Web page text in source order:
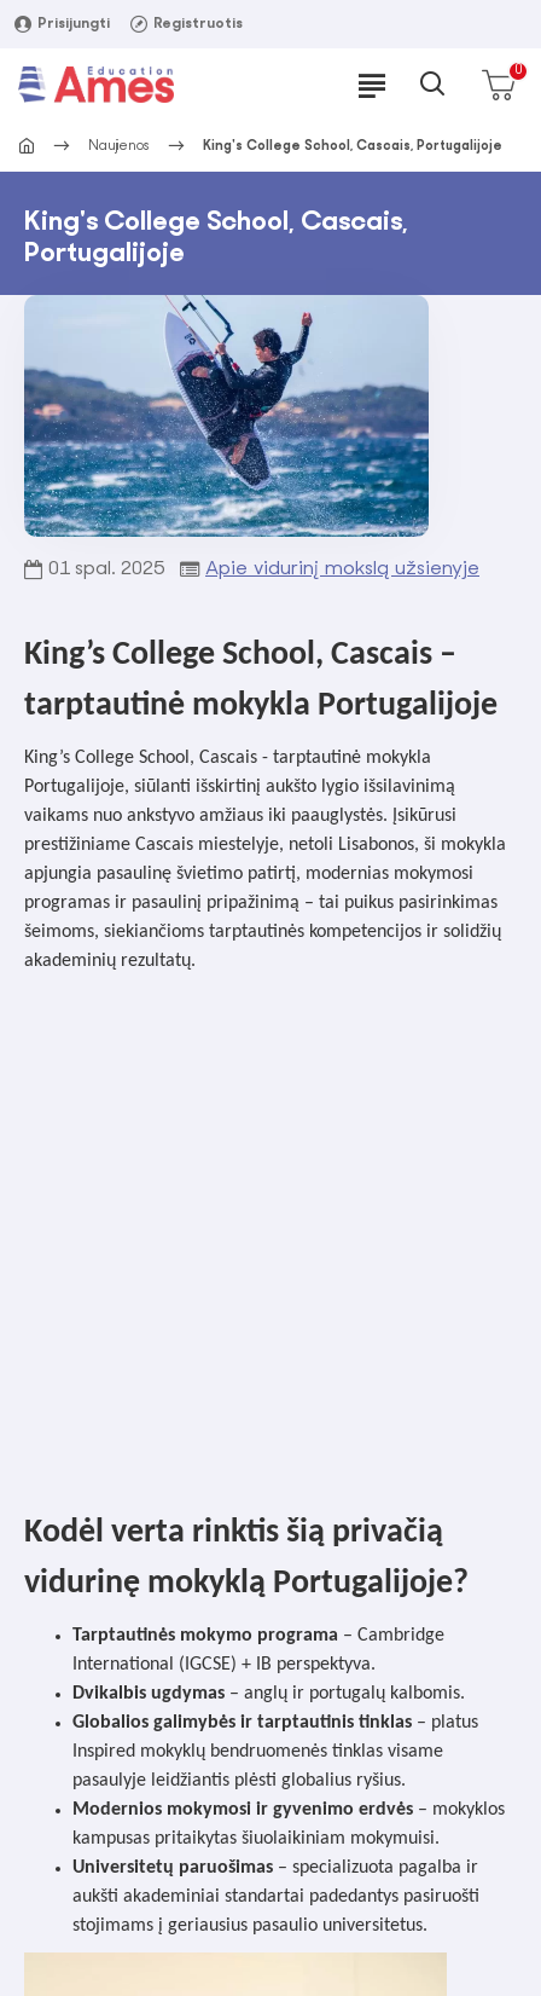
Prisijungti Registruotis
0
Naujienos King's College School, Cascais, Portugalijoje
King's College School, Cascais,
Portugalijoje
01 spal. 2025 Apie vidurinį mokslą užsienyje
King’s College School, Cascais –
tarptautinė mokykla Portugalijoje
King’s College School, Cascais - tarptautinė mokykla
Portugalijoje, siūlanti išskirtinį aukšto lygio išsilavinimą
vaikams nuo ankstyvo amžiaus iki paauglystės. Įsikūrusi
prestižiniame Cascais miestelyje, netoli Lisabonos, ši mokykla
apjungia pasaulinę švietimo patirtį, modernias mokymosi
programas ir pasaulinį pripažinimą – tai puikus pasirinkimas
šeimoms, siekiančioms tarptautinės kompetencijos ir solidžių
akademinių rezultatų.
Kodėl verta rinktis šią privačią
vidurinę mokyklą Portugalijoje?
Tarptautinės mokymo programa – Cambridge
International (IGCSE) + IB perspektyva.
Dvikalbis ugdymas – anglų ir portugalų kalbomis.
Globalios galimybės ir tarptautinis tinklas – platus
Inspired mokyklų bendruomenės tinklas visame
pasaulyje leidžiantis plėsti globalius ryšius.
Modernios mokymosi ir gyvenimo erdvės – mokyklos
kampusas pritaikytas šiuolaikiniam mokymuisi.
Universitetų paruošimas – specializuota pagalba ir
aukšti akademiniai standartai padedantys pasiruošti
stojimams į geriausius pasaulio universitetus.